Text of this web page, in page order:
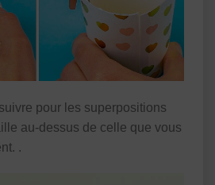
pour les superpositions
au-dessus de celle que vous
.